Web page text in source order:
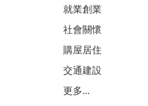
就業創業
社會關懷
購屋居住
交通建設
更多...